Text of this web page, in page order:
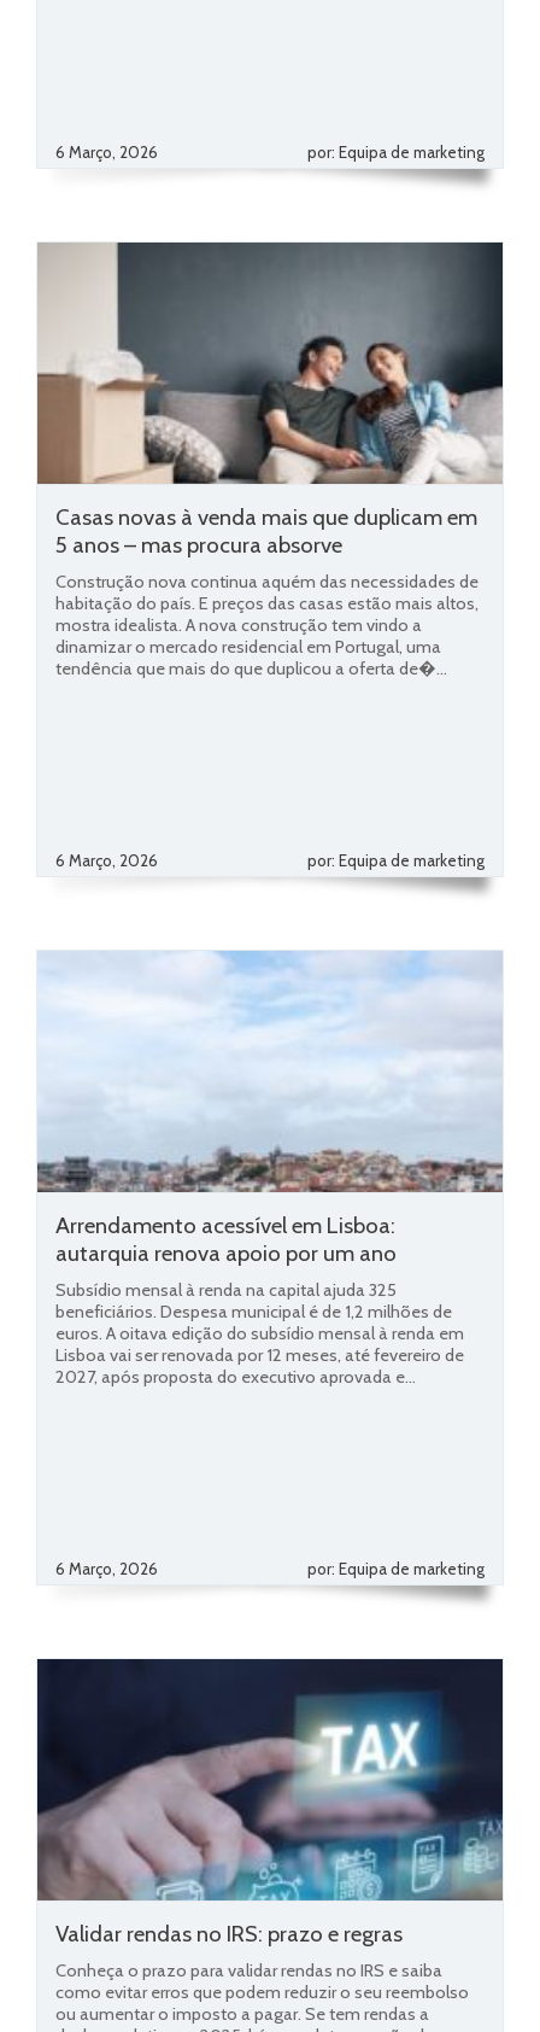
6 Março, 2026 por: Equipa de marketing
Casas novas à venda mais que duplicam em
5 anos – mas procura absorve
Construção nova continua aquém das necessidades de
habitação do país. E preços das casas estão mais altos,
mostra idealista. A nova construção tem vindo a
dinamizar o mercado residencial em Portugal, uma
tendência que mais do que duplicou a oferta de�...
6 Março, 2026 por: Equipa de marketing
Arrendamento acessível em Lisboa:
autarquia renova apoio por um ano
Subsídio mensal à renda na capital ajuda 325
beneficiários. Despesa municipal é de 1,2 milhões de
euros. A oitava edição do subsídio mensal à renda em
Lisboa vai ser renovada por 12 meses, até fevereiro de
2027, após proposta do executivo aprovada e...
6 Março, 2026 por: Equipa de marketing
Validar rendas no IRS: prazo e regras
Conheça o prazo para validar rendas no IRS e saiba
como evitar erros que podem reduzir o seu reembolso
ou aumentar o imposto a pagar. Se tem rendas a